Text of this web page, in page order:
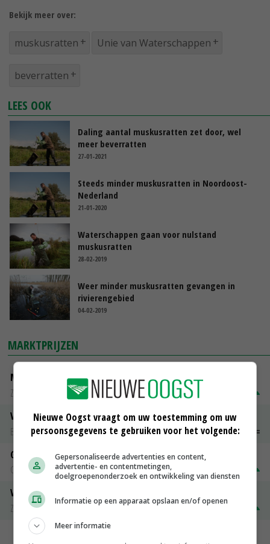
Bekijk meer over:
muskusratten Unie van Waterschappen
beverratten
LEES OOK
Daling aantal muskusratten zet door, wel
meer beverratten
27-01-2021
Steeds minder muskusratten in Noordoost-
Nederland
21-01-2020
Waterschappen gaan voor nulstand
muskusratten
28-02-2019
Weer minder muskusratten gevangen in
rivierengebied
04-02-2019
MARKTPRIJZEN
Magere melkpoeder
Zuivel NL
€ 269,00
Vleeskuikens 2001-2600 gr
Barneveld
€ 1,09~ € 1,11
Gerst
Groningen
Volle melkpoeder
Zuivel NL
€ 345,00
Nieuwe Oogst vraagt om uw toestemming om uw
persoonsgegevens te gebruiken voor het volgende:
Gepersonaliseerde advertenties en content,
advertentie- en contentmetingen,
doelgroepenonderzoek en ontwikkeling van diensten
Informatie op een apparaat opslaan en/of openen
Meer informatie